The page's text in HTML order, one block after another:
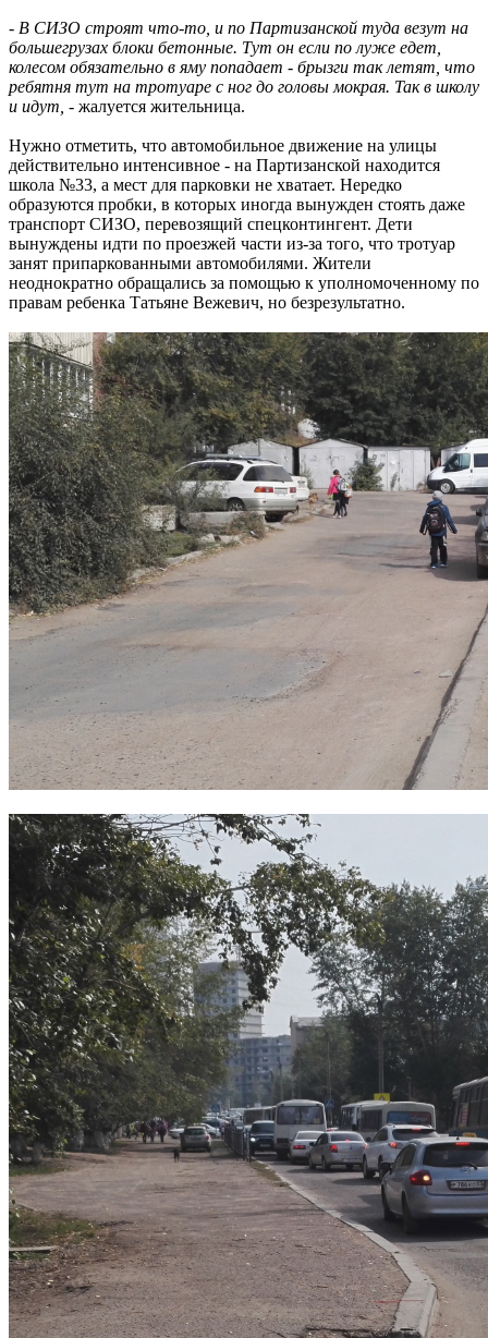
- В СИЗО строят что-то, и по Партизанской туда везут на
большегрузах блоки бетонные. Тут он если по луже едет,
колесом обязательно в яму попадает - брызги так летят, что
ребятня тут на тротуаре с ног до головы мокрая. Так в школу
и идут, - жалуется жительница.
Нужно отметить, что автомобильное движение на улицы
действительно интенсивное - на Партизанской находится
школа №33, а мест для парковки не хватает. Нередко
образуются пробки, в которых иногда вынужден стоять даже
транспорт СИЗО, перевозящий спецконтингент. Дети
вынуждены идти по проезжей части из-за того, что тротуар
занят припаркованными автомобилями. Жители
неоднократно обращались за помощью к уполномоченному по
правам ребенка Татьяне Вежевич, но безрезультатно.